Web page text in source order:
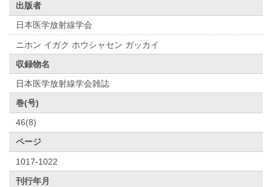
出版者
日本医学放射線学会
ニホン イガク ホウシャセン ガッカイ
収録物名
日本医学放射線学会雑誌
巻(号)
46(8)
ページ
1017-1022
刊行年月